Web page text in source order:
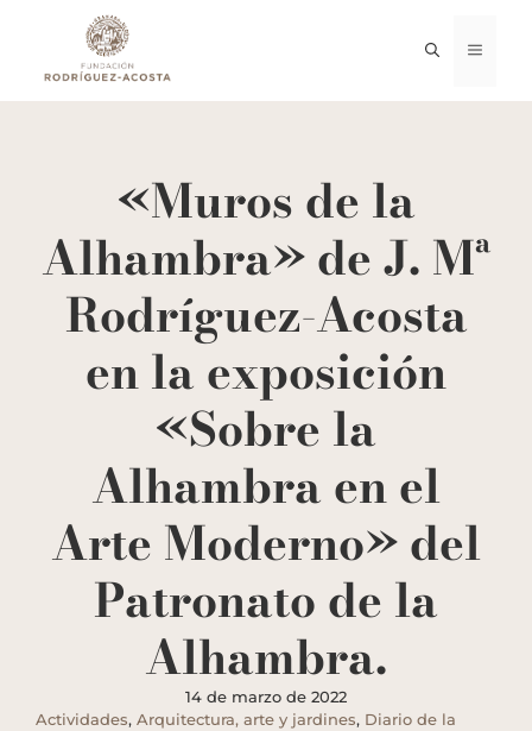
contenido
MENÚ
«Muros de la
Alhambra» de J. Mª
Rodríguez-Acosta
en la exposición
«Sobre la
Alhambra en el
Arte Moderno» del
Patronato de la
Alhambra.
14 de marzo de 2022
Actividades, Arquitectura, arte y jardines, Diario de la